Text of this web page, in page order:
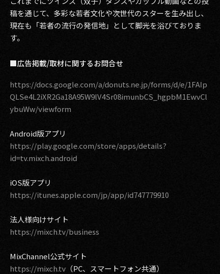
稿を通じて、多彩な若者文化や次世代のスターを生み出し、
現在も「若者の流行の発信地」として脚光を浴びておりま
す。
■広告掲載/取材に関するお問合せ
https://docs.google.com/a/donuts.ne.jp/forms/d/e/1FAIp
QLSe4L2iXR2Ga18A95W9lV4Sr08imunbCS_hgpbM1EwvCl
ybuWw/viewform
Android版アプリ
https://play.google.com/store/apps/details?
id=tv.mixch.android
iOS版アプリ
https://itunes.apple.com/jp/app/id747779910
法人様向けサイト
https://mixch.tv/business
MixChannel公式サイト
https://mixch.tv （PC、スマートフォン共通）